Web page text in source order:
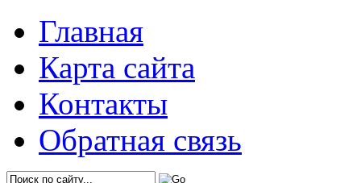
Главная
Карта сайта
Контакты
Обратная связь